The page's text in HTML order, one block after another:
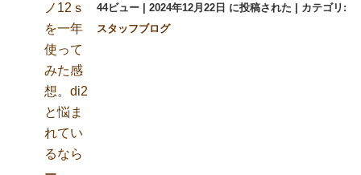
44ビュー 2024年12月22日 に投稿された
カテゴリ:
スタッフブログ